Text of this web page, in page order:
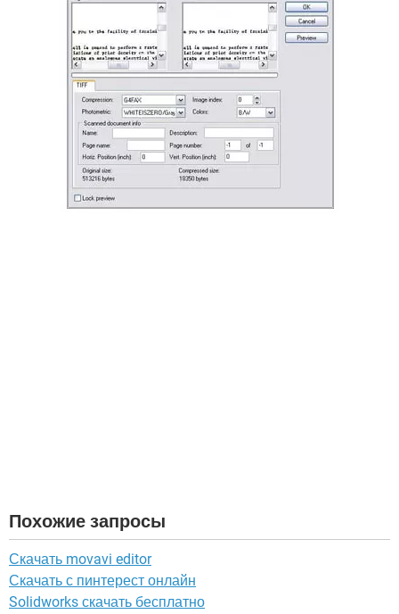
Похожие запросы
Скачать movavi editor
Скачать с пинтерест онлайн
Solidworks скачать бесплатно